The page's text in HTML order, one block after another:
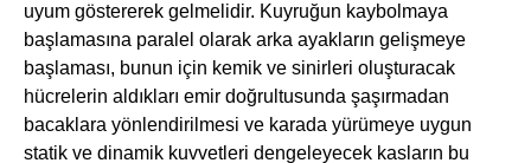
uyum göstererek gelmelidir. Kuyruğun kaybolmaya
başlamasına paralel olarak arka ayakların gelişmeye
başlaması, bunun için kemik ve sinirleri oluşturacak
hücrelerin aldıkları emir doğrultusunda şaşırmadan
bacaklara yönlendirilmesi ve karada yürümeye uygun
statik ve dinamik kuvvetleri dengeleyecek kasların bu